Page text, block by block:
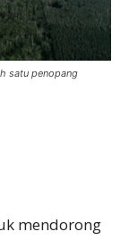
satu penopang
mendorong